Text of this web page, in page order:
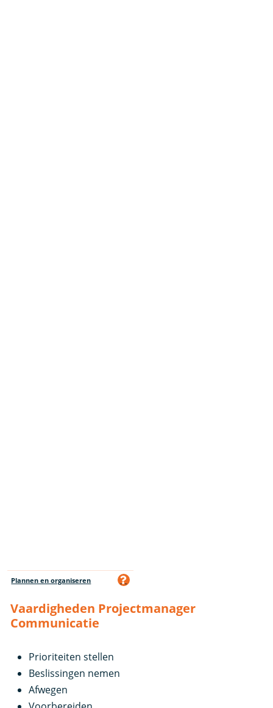
Plannen en organiseren
Vaardigheden Projectmanager
Communicatie
Prioriteiten stellen
Beslissingen nemen
Afwegen